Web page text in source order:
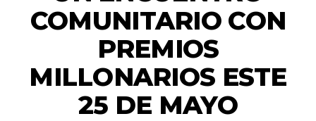
COMUNITARIO CON
PREMIOS
MILLONARIOS ESTE
25 DE MAYO